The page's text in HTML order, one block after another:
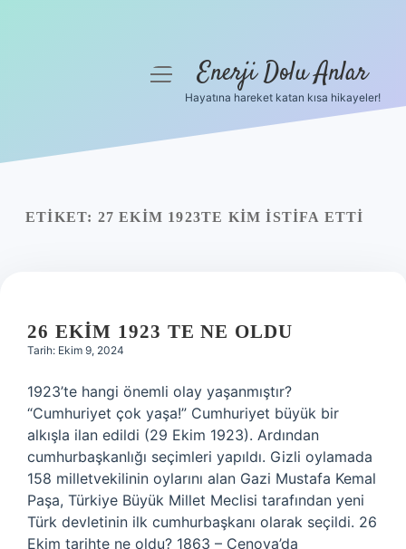
Yasal Uyarı
menüyüEnerji Dolu Anlar
Hayatına hareket katan kısa hikayeler!
ETIKET: 27 EKIM 1923TE KIM ISTIFA ETTI
26 EKIM 1923 TE NE OLDU
Tarih: Ekim 9, 2024
1923’te hangi önemli olay yaşanmıştır?
“Cumhuriyet çok yaşa!” Cumhuriyet büyük bir
alkışla ilan edildi (29 Ekim 1923). Ardından
cumhurbaşkanlığı seçimleri yapıldı. Gizli oylamada
158 milletvekilinin oylarını alan Gazi Mustafa Kemal
Paşa, Türkiye Büyük Millet Meclisi tarafından yeni
Türk devletinin ilk cumhurbaşkanı olarak seçildi. 26
Ekim tarihte ne oldu? 1863 – Cenova’da